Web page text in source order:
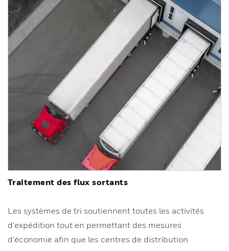
Traitement des flux sortants
Les systèmes de tri soutiennent toutes les activités
d'expédition tout en permettant des mesures
d'économie afin que les centres de distribution